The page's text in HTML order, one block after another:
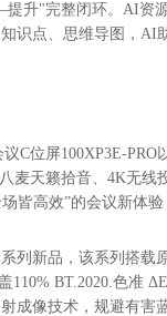
升"完整闭环。AI资
识点、思维导图，AI
位屏100XP3E-PRO
麦天籁拾音、4K无线
皆高效”的会议新体
新品，该系列搭载
110% BT.2020.色准
成像技术，规避有害